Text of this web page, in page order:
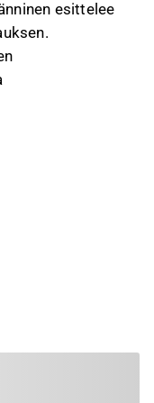
esittelee